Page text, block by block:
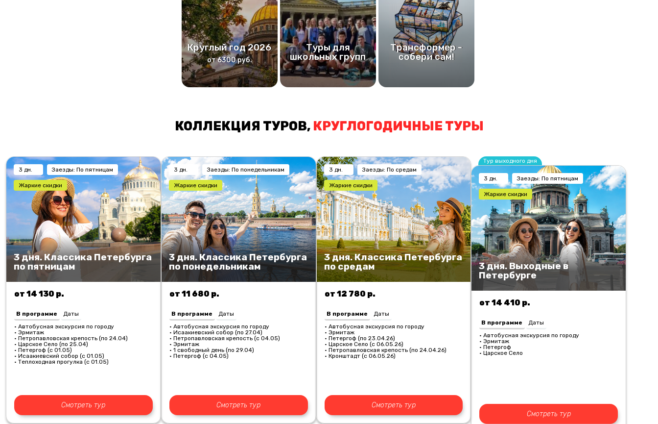
Круглый год 2026
от 6300 руб.
Туры для
школьных групп
Трансформер -
собери сам!
КОЛЛЕКЦИЯ ТУРОВ, КРУГЛОГОДИЧНЫЕ ТУРЫ
3 дн. Заезды: По пятницам
Жаркие скидки
3 дня. Классика Петербурга
по пятницам
от 14 130 р.
В программе
Даты
• Автобусная экскурсия по городу
• Эрмитаж
• Петропавловская крепость (по 24.04)
• Царское Село (по 25.04)
• Петергоф (с 01.05)
• Исаакиевский собор (с 01.05)
• Теплоходная прогулка (с 01.05)
Смотреть тур
3 дн. Заезды: По понедельникам
Жаркие скидки
3 дня. Классика Петербурга
по понедельникам
от 11 680 р.
В программе
Даты
• Автобусная экскурсия по городу
• Исаакиевский собор (по 27.04)
• Петропавловская крепость (с 04.05)
• Эрмитаж
• 1 свободный день (по 29.04)
• Петергоф (с 04.05)
Смотреть тур
3 дн. Заезды: По средам
Жаркие скидки
3 дня. Классика Петербурга
по средам
от 12 780 р.
В программе
Даты
• Автобусная экскурсия по городу
• Эрмитаж
• Петергоф (по 23.04.26)
• Царское Село (с 06.05.26)
• Петропавловская крепость (по 24.04.26)
• Кронштадт (с 06.05.26)
Смотреть тур
Тур выходного дня
3 дн. Заезды: По пятницам
Жаркие скидки
3 дня. Выходные в
Петербурге
от 14 410 р.
В программе
Даты
• Автобусная экскурсия по городу
• Эрмитаж
• Петергоф
• Царское Село
Смотреть тур